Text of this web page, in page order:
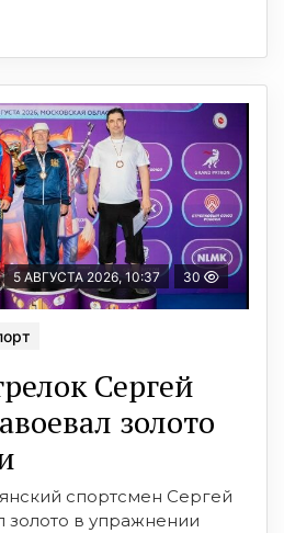
5 АВГУСТА 2026, 10:37 30
Сергей
золото
спортсмен Сергей
золото в упражнении